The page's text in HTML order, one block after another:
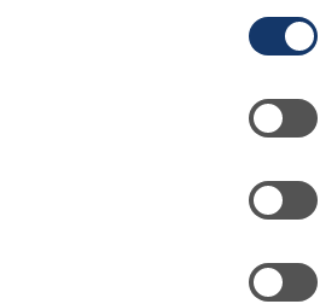
Varuko